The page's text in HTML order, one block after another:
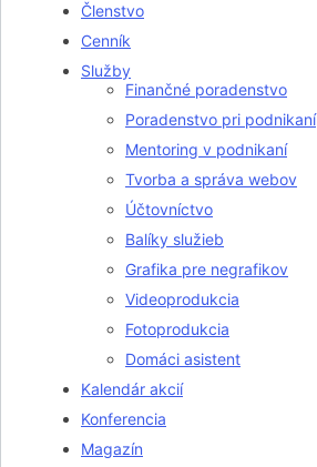
Členstvo
Cenník
Služby
Finančné poradenstvo
Poradenstvo pri podnikaní
Mentoring v podnikaní
Tvorba a správa webov
Účtovníctvo
Balíky služieb
Grafika pre negrafikov
Videoprodukcia
Fotoprodukcia
Domáci asistent
Kalendár akcií
Konferencia
Magazín